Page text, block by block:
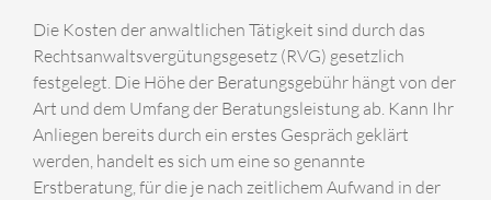
Die Kosten der anwaltlichen Tätigkeit sind durch das
Rechtsanwaltsvergütungsgesetz (RVG) gesetzlich
festgelegt. Die Höhe der Beratungsgebühr hängt von der
Art und dem Umfang der Beratungsleistung ab. Kann Ihr
Anliegen bereits durch ein erstes Gespräch geklärt
werden, handelt es sich um eine so genannte
Erstberatung, für die je nach zeitlichem Aufwand in der